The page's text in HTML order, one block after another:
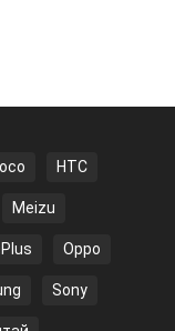
HTC
Meizu
Oppo
Sony